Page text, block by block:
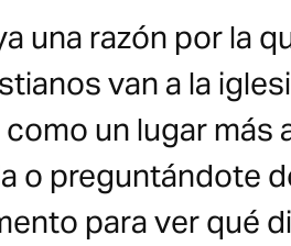
una razón por la
van a la
un lugar más
o preguntándote
para ver qué